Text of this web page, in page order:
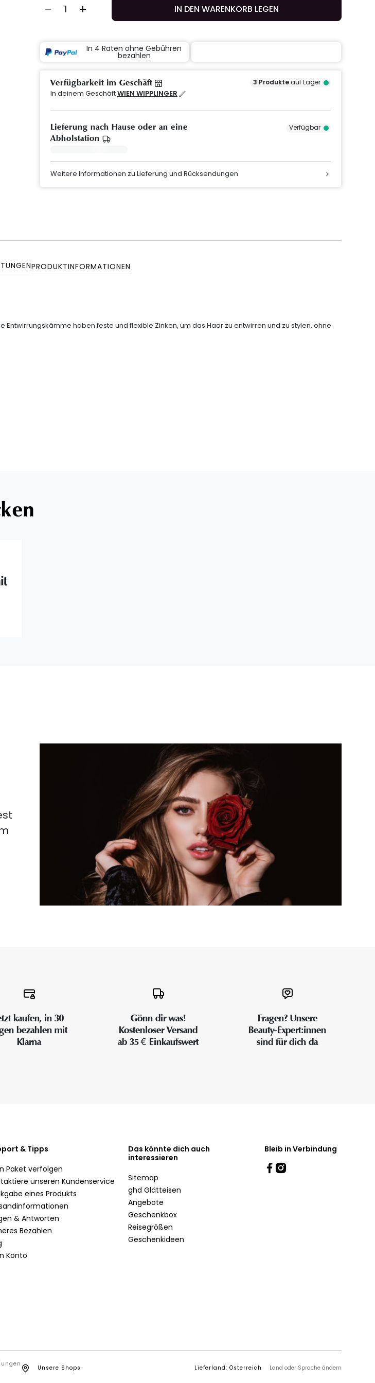
IN DEN WARENKORB LEGEN
In 4 Raten ohne Gebühren
bezahlen
Verfügbarkeit im Geschäft 3 Produkteauf Lager
In deinem GeschäftWIEN WIPPLINGER
Lieferung nach Hause oder an eine
Abholstation
Verfügbar
Weitere Informationen zu Lieferung und Rücksendungen
PRODUKTINFORMATIONEN
haben feste und flexible Zinken, um das Haar zu entwirren und zu stylen, ohne
kaufen, in 30
bezahlen mit
Klarna
Gönn dir was!
Kostenloser Versand
ab 35 € Einkaufswert
Fragen? Unsere
Beauty-Expert:innen
sind für dich da
& Tipps
Paket verfolgen
unseren Kundenservice
eines Produkts
& Antworten
Bezahlen
Konto
Das könnte dich auch
interessieren
Sitemap
ghd Glätteisen
Angebote
Geschenkbox
Reisegrößen
Geschenkideen
Bleib in Verbindung
Unsere Shops Lieferland: Österreich Land oder Sprache ändern